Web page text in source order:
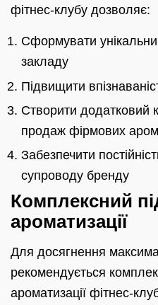
фітнес-клубу дозволяє:
Сформувати
закладу
Підвищити
Створити додатковий
продаж фірмових
Забезпечити
супроводу бренду
Комплексний
ароматизації
Для досягнення
рекомендується
ароматизації фітнес-